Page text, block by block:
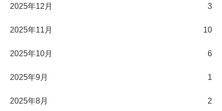
2025年12月 3
2025年11月 10
2025年10月 6
2025年9月 1
2025年8月 2